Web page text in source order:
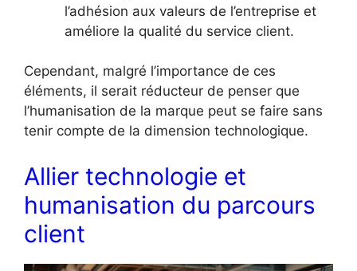
l’adhésion aux valeurs de l’entreprise et
améliore la qualité du service client.
Cependant, malgré l’importance de ces
éléments, il serait réducteur de penser que
l’humanisation de la marque peut se faire sans
tenir compte de la dimension technologique.
Allier technologie et
humanisation du parcours
client